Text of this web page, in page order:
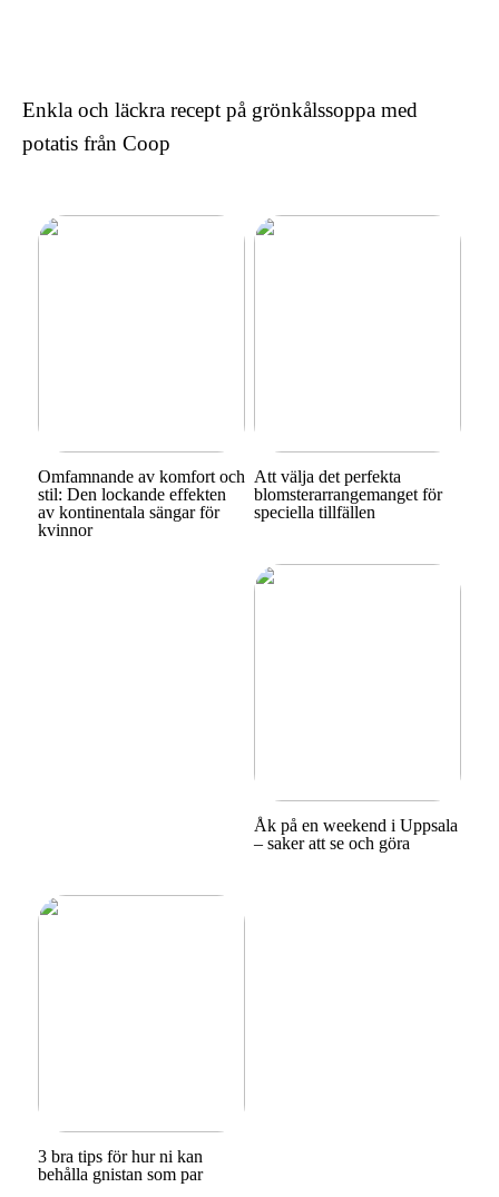
Enkla och läckra recept på grönkålssoppa med
potatis från Coop
Omfamnande av komfort och
stil: Den lockande effekten
av kontinentala sängar för
kvinnor
Att välja det perfekta
blomsterarrangemanget för
speciella tillfällen
Åk på en weekend i Uppsala
– saker att se och göra
3 bra tips för hur ni kan
behålla gnistan som par